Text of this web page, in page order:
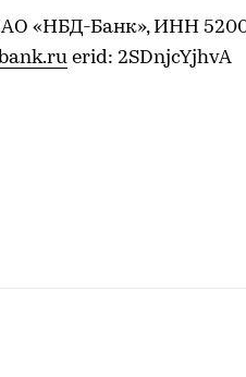
«НБД-Банк», ИНН
erid: 2SDnjcYjhvA